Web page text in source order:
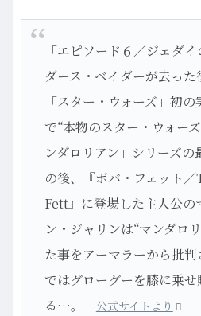
「エピソード６／ジェダイ
ダース・ベイダーが去っ
「スター・ウォーズ」初
で“本物のスター・ウォー
ンダロリアン」シリーズ
の後、『ボバ・フェット
Fett』に登場した主人公の
ン・ジャリンは“マンダロ
た事をアーマラーから批
ではグローグーを膝に乗
る…。
公式サイトより